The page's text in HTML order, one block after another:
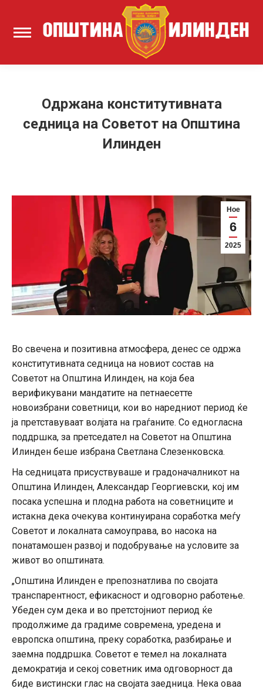
Одржана конститутивната
седница на Советот на Општина
Илинден
Ное
6
2025
Во свечена и позитивна атмосфера, денес се одржа
конститутивната седница на новиот состав на
Советот на Општина Илинден, на која беа
верификувани мандатите на петнаесетте
новоизбрани советници, кои во наредниот период ќе
ја претставуваат волјата на граѓаните. Со едногласна
поддршка, за претседател на Советот на Општина
Илинден беше избрана Светлана Слезенковска.
На седницата присуствуваше и градоначалникот на
Општина Илинден, Александар Георгиевски, кој им
посака успешна и плодна работа на советниците и
истакна дека очекува континуирана соработка меѓу
Советот и локалната самоуправа, во насока на
понатамошен развој и подобрување на условите за
живот во општината.
„Општина Илинден е препознатлива по својата
транспарентност, ефикасност и одговорно работење.
Убеден сум дека и во претстојниот период ќе
продолжиме да градиме современа, уредена и
европска општина, преку соработка, разбирање и
заемна поддршка. Советот е темел на локалната
демократија и секој советник има одговорност да
биде вистински глас на својата заедница. Нека оваа